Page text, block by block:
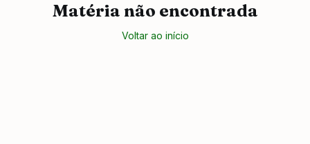
Matéria não encontrada
Voltar ao início